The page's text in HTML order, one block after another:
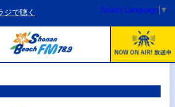
ジで聴く Select Language ▼